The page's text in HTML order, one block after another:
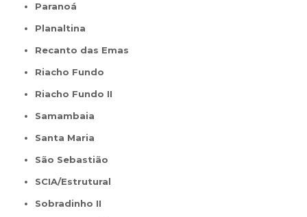
Paranoá
Planaltina
Recanto das Emas
Riacho Fundo
Riacho Fundo II
Samambaia
Santa Maria
São Sebastião
SCIA/Estrutural
Sobradinho II